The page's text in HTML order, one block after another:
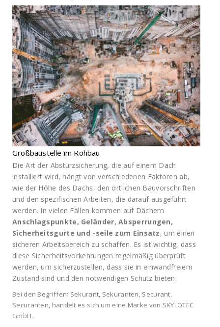
Großbaustelle im Rohbau
Die Art der Absturzsicherung, die auf einem Dach
installiert wird, hängt von verschiedenen Faktoren ab,
wie der Höhe des Dachs, den örtlichen Bauvorschriften
und den spezifischen Arbeiten, die darauf ausgeführt
werden. In vielen Fällen kommen auf Dächern
Anschlagspunkte, Geländer, Absperrungen,
Sicherheitsgurte und -seile zum Einsatz, um einen
sicheren Arbeitsbereich zu schaffen. Es ist wichtig, dass
diese Sicherheitsvorkehrungen regelmäßig überprüft
werden, um sicherzustellen, dass sie in einwandfreiem
Zustand sind und den notwendigen Schutz bieten.
Bei den Begriffen: Sekurant, Sekuranten, Securant,
Securanten, handelt es sich um eine Marke von SKYLOTEC
GmbH.